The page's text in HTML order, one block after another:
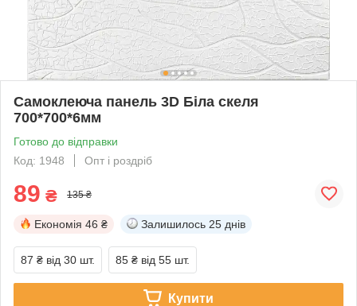
Самоклеюча панель 3D Біла скеля
700*700*6мм
Готово до відправки
Код: 1948
Опт і роздріб
89 ₴ 135 ₴
Економія 46 ₴ Залишилось 25 днів
87 ₴ від 30 шт. 85 ₴ від 55 шт.
Купити